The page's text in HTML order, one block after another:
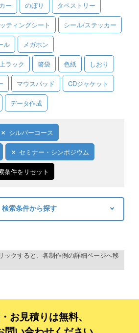
ロード
せ
ー のぼり タペストリー
ティングシート シール/ステッカー
ル メガホン
ラック 箸袋 色紙 しおり
マウスパッド CDジャケット
データ作成
シルバーコース
セミナー・シンポジウム
条件をリセット
検索条件から探す
コース
ース
ックすると、各制作例の詳細ページへ移
お見積りは無料、